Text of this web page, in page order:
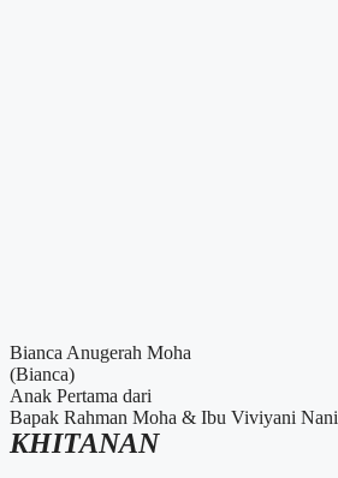
Bianca Anugerah Moha
(Bianca)
Anak Pertama dari
Bapak Rahman Moha & Ibu Viviyani Nani
KHITANAN